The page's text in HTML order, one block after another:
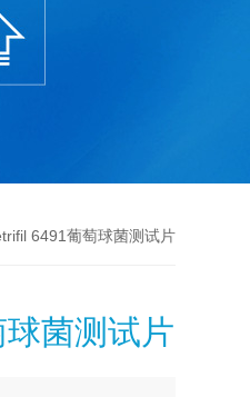
6491葡萄球菌测试片
菌测试片